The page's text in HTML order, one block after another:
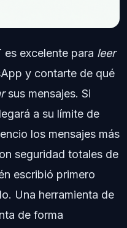
es excelente para leer
y contarte de qué
sus mensajes. Si
a su límite de
los mensajes más
seguridad totales de
escribió primero
Una herramienta de
de forma